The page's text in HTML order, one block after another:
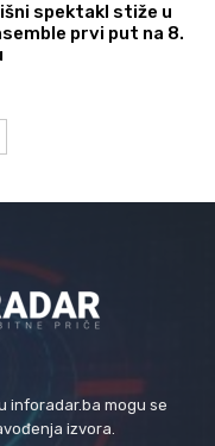
spektakl stiže u
prvi put na 8.
inforadar.ba mogu se
izvora.